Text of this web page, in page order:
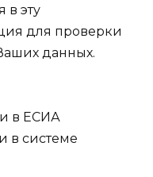
в эту
для проверки
данных.
в ЕСИА
в системе